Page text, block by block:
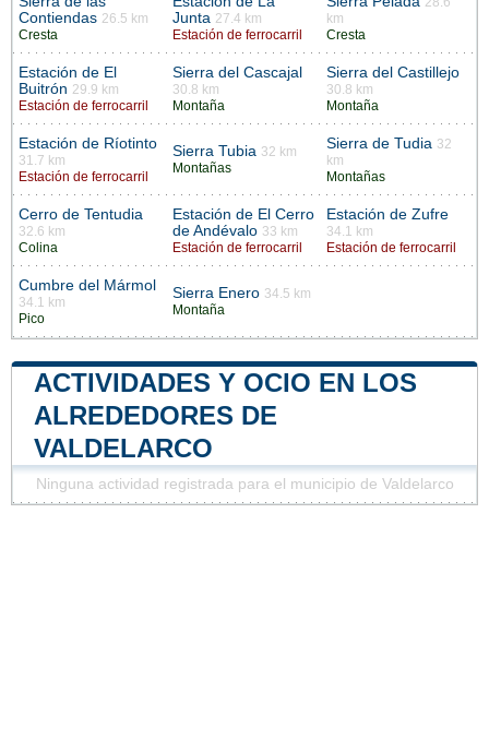
Contiendas 26.5 km
Cresta
Junta 27.4 km
Estación de ferrocarril
28.6
km
Cresta
Estación de El
Buitrón 29.9 km
Estación de ferrocarril
Sierra del Cascajal
30.8 km
Montaña
Sierra del Castillejo
30.8 km
Montaña
Estación de Ríotinto
31.7 km
Estación de ferrocarril
Sierra Tubia 32 km
Montañas
Sierra de Tudia 32
km
Montañas
Cerro de Tentudia
32.6 km
Colina
Estación de El Cerro
de Andévalo 33 km
Estación de ferrocarril
Estación de Zufre
34.1 km
Estación de ferrocarril
Cumbre del Mármol
34.1 km
Pico
Sierra Enero 34.5 km
Montaña
ACTIVIDADES Y OCIO EN LOS
ALREDEDORES DE
VALDELARCO
Ninguna actividad registrada para el municipio de Valdelarco